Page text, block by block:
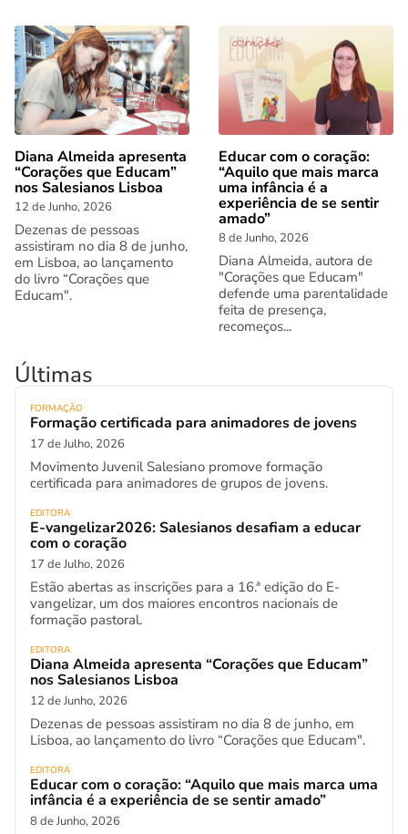
Diana Almeida apresenta
“Corações que Educam”
nos Salesianos Lisboa
12 de Junho, 2026
Dezenas de pessoas
assistiram no dia 8 de junho,
em Lisboa, ao lançamento
do livro “Corações que
Educam".
Educar com o coração:
“Aquilo que mais marca
uma infância é a
experiência de se sentir
amado”
8 de Junho, 2026
Diana Almeida, autora de
"Corações que Educam"
defende uma parentalidade
feita de presença,
recomeços...
Últimas
FORMAÇÃO
Formação certificada para animadores de jovens
17 de Julho, 2026
Movimento Juvenil Salesiano promove formação
certificada para animadores de grupos de jovens.
EDITORA
E-vangelizar2026: Salesianos desafiam a educar
com o coração
17 de Julho, 2026
Estão abertas as inscrições para a 16.ª edição do E-
vangelizar, um dos maiores encontros nacionais de
formação pastoral.
EDITORA
Diana Almeida apresenta “Corações que Educam”
nos Salesianos Lisboa
12 de Junho, 2026
Dezenas de pessoas assistiram no dia 8 de junho, em
Lisboa, ao lançamento do livro “Corações que Educam".
EDITORA
Educar com o coração: “Aquilo que mais marca uma
infância é a experiência de se sentir amado”
8 de Junho, 2026